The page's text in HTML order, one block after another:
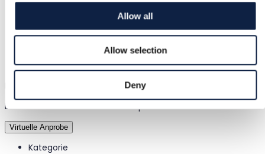
Allow all
Allow selection
Deny
Support
Schnelle Hilfe, wenn du sie brauchst
Probier es an, bevor du es kaufst
Lade einfach ein Foto hoch und probiere alles an
Virtuelle Anprobe
Kategorie